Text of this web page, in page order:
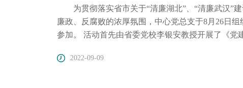
为贯彻落实省市关于“清廉湖北”、“清廉武汉”
廉政、反腐败的浓厚氛围，中心党总支于8月26日
参加。 活动首先由省委党校李银安教授开展了《
代加强廉洁文化建设的重要意义。廉洁文化是关于
2022-09-09